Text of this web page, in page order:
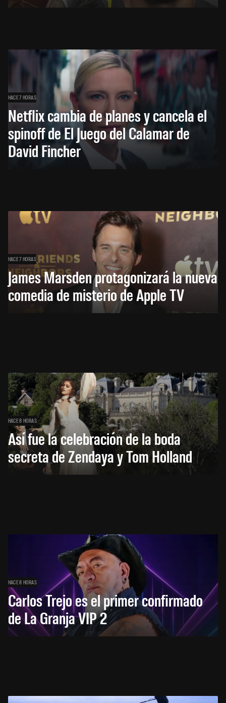
HACE 7 HORAS
Netflix cambia de planes y cancela el
spinoff de El Juego del Calamar de
David Fincher
HACE 7 HORAS
James Marsden protagonizará la nueva
comedia de misterio de Apple TV
HACE 8 HORAS
Así fue la celebración de la boda
secreta de Zendaya y Tom Holland
HACE 8 HORAS
Carlos Trejo es el primer confirmado
de La Granja VIP 2